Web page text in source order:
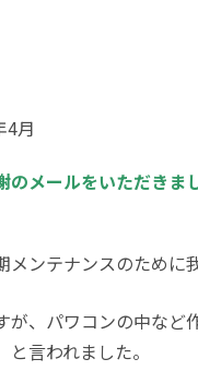
月
メールをいただきま
ンテナンスのために
、パワコンの中など
言われました。